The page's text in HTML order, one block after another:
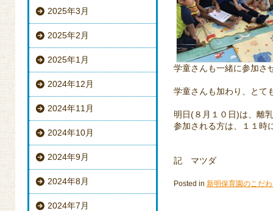
2025年3月
2025年2月
2025年1月
2024年12月
2024年11月
2024年10月
2024年9月
2024年8月
2024年7月
学童さんも一緒に参加さ
学童さんも加わり、とて
明日(８月１０日)は、離
参加される方は、１１時
記 マツダ
Posted in 新明保育園のこだ